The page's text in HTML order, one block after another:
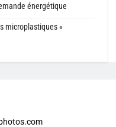
énergétique
microplastiques «